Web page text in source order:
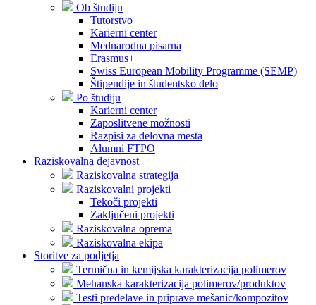
Ob študiju
Tutorstvo
Karierni center
Mednarodna pisarna
Erasmus+
Swiss European Mobility Programme (SEMP)
Štipendije in študentsko delo
Po študiju
Karierni center
Zaposlitvene možnosti
Razpisi za delovna mesta
Alumni FTPO
Raziskovalna dejavnost
Raziskovalna strategija
Raziskovalni projekti
Tekoči projekti
Zaključeni projekti
Raziskovalna oprema
Raziskovalna ekipa
Storitve za podjetja
Termična in kemijska karakterizacija polimerov
Mehanska karakterizacija polimerov/produktov
Testi predelave in priprave mešanic/kompozitov